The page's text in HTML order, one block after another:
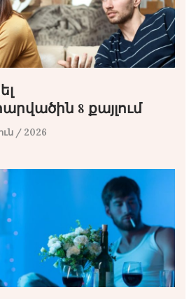
8 քայլում
/ 2026